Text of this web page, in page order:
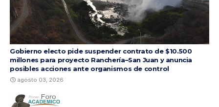
Gobierno electo pide suspender contrato de $10.500
millones para proyecto Ranchería–San Juan y anuncia
posibles acciones ante organismos de control
agosto 03, 2026